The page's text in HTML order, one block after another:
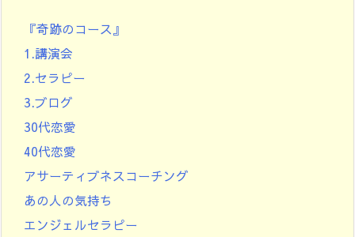
『奇跡のコース』
1.講演会
2.セラピー
3.ブログ
30代恋愛
40代恋愛
アサーティブネスコーチング
あの人の気持ち
エンジェルセラピー